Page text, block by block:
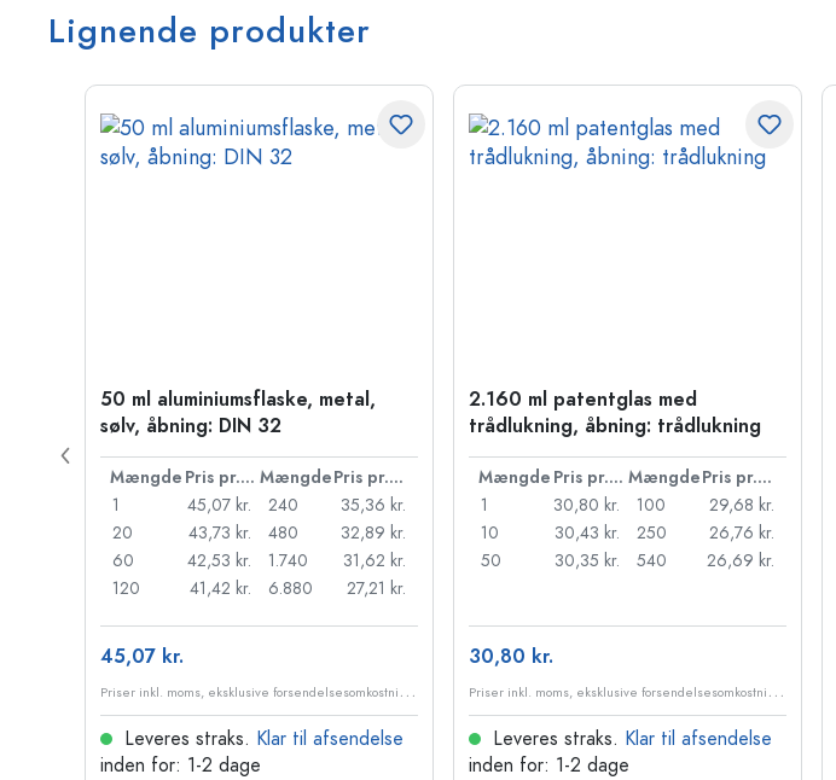
Lignende produkter
50 ml aluminiumsflaske, metal,
sølv, åbning: DIN 32
Mængde Pris pr. stk. Mængde
Pris pr. stk.
1
45,07 kr.
20
43,73 kr.
60
42,53 kr.
120
41,42 kr.
240
35,36 kr.
480
32,89 kr.
1.740
31,62 kr.
6.880
27,21 kr.
45,07 kr.
P
riser inkl. moms, eksklusive forsendelsesomkostninger
Leveres straks. Klar til afsendelse
inden for: 1-2 dage
2.160 ml patentglas med
trådlukning, åbning: trådlukning
Mængde Pris pr. stk. Mængde
Pris pr. stk.
1
30,80 kr.
10
30,43 kr.
50
30,35 kr.
100
29,68 kr.
250
26,76 kr.
540
26,69 kr.
30,80 kr.
P
riser inkl. moms, eksklusive forsendelsesomkostninger
Leveres straks. Klar til afsendelse
inden for: 1-2 dage